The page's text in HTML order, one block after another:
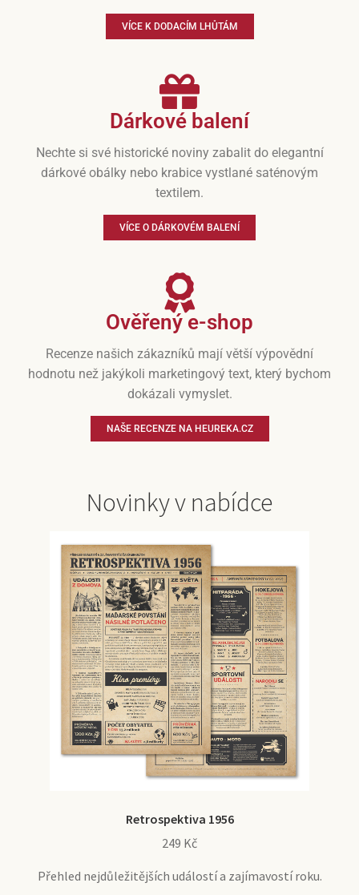
VÍCE K DODACÍM LHŮTÁM
Dárkové balení
Nechte si své historické noviny zabalit do elegantní
dárkové obálky nebo krabice vystlané saténovým
textilem.
VÍCE O DÁRKOVÉM BALENÍ
Ověřený e-shop
Recenze našich zákazníků mají větší výpovědní
hodnotu než jakýkoli marketingový text, který bychom
dokázali vymyslet.
NAŠE RECENZE NA HEUREKA.CZ
Novinky v nabídce
Retrospektiva 1956
249 Kč
Přehled nejdůležitějších událostí a zajímavostí roku.